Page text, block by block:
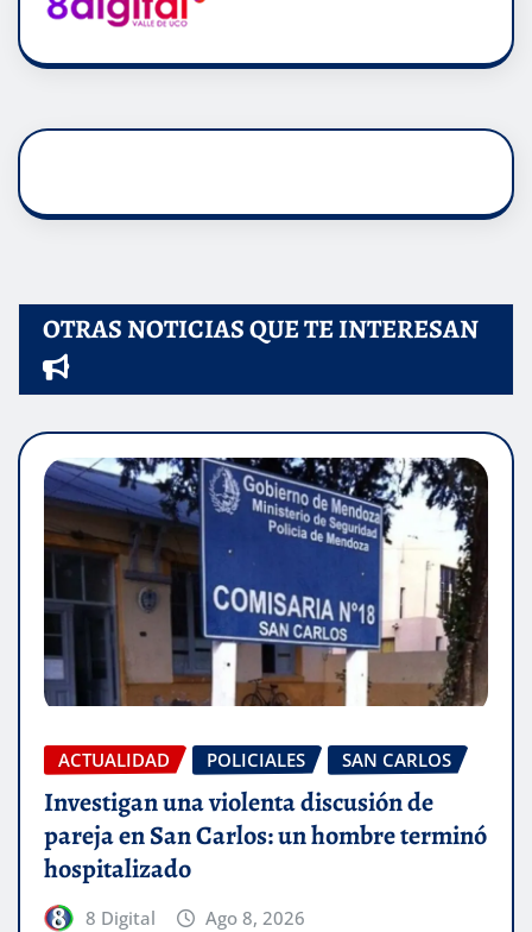
OTRAS NOTICIAS QUE TE INTERESAN
ACTUALIDAD POLICIALES SAN CARLOS
Investigan una violenta discusión de
pareja en San Carlos: un hombre terminó
hospitalizado
8 Digital Ago 8, 2026